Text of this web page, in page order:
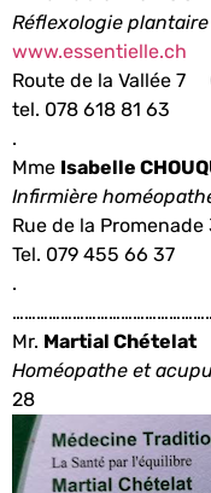
Réflexologie
www.essentielle.ch
Route de la Vallée 7
tel. 078 618 81 63
.
Mme Isabelle
Infirmière
Rue de la
Tel. 079 455 66 37
.
Mr. Martial Chételat
Homéopathe et
28